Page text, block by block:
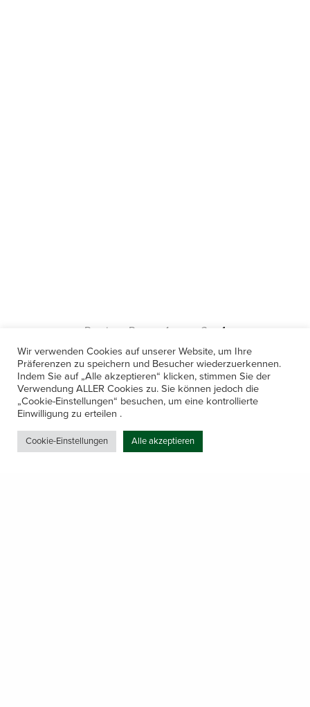
Previous Page 1 3 4
Wir verwenden Cookies auf unserer Website, um Ihre
Präferenzen zu speichern und Besucher wiederzuerkennen.
Indem Sie auf „Alle akzeptieren“ klicken, stimmen Sie der
Verwendung ALLER Cookies zu. Sie können jedoch die
„Cookie-Einstellungen“ besuchen, um eine kontrollierte
Einwilligung zu erteilen .
Cookie-Einstellungen Alle akzeptieren